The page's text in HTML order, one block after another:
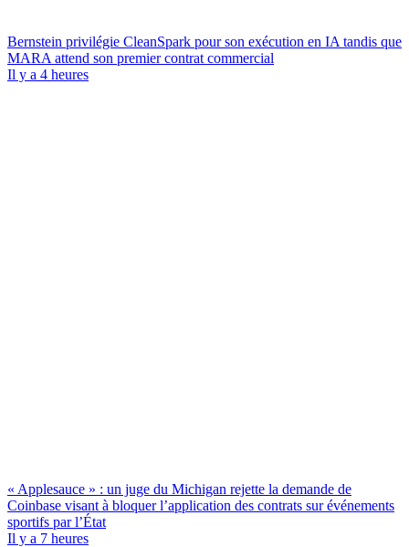
Bernstein privilégie CleanSpark pour son exécution en IA tandis que
MARA attend son premier contrat commercial
Il y a 4 heures
« Applesauce » : un juge du Michigan rejette la demande de
Coinbase visant à bloquer l’application des contrats sur événements
sportifs par l’État
Il y a 7 heures